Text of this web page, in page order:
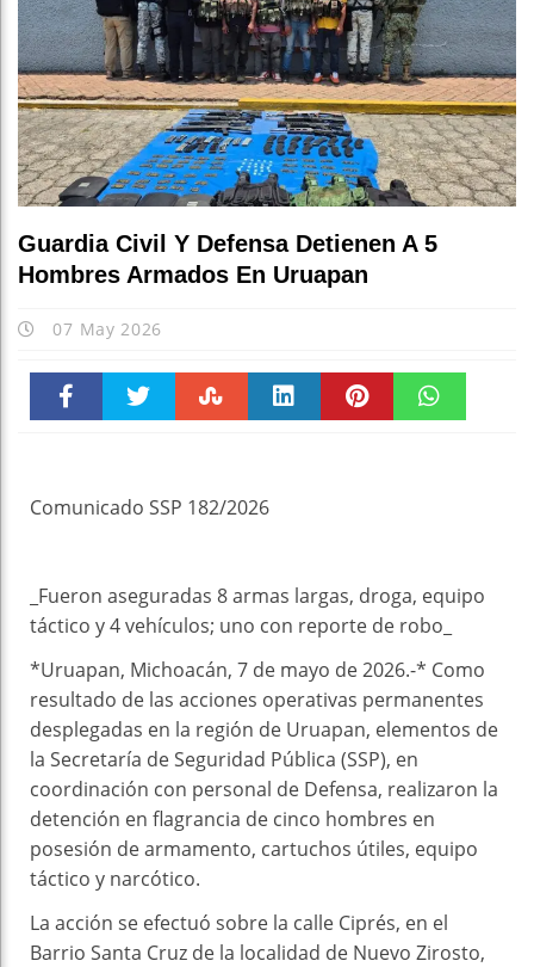
Guardia Civil Y Defensa Detienen A 5
Hombres Armados En Uruapan
07 May 2026
Comunicado SSP 182/2026
_Fueron aseguradas 8 armas largas, droga, equipo
táctico y 4 vehículos; uno con reporte de robo_
*Uruapan, Michoacán, 7 de mayo de 2026.-* Como
resultado de las acciones operativas permanentes
desplegadas en la región de Uruapan, elementos de
la Secretaría de Seguridad Pública (SSP), en
coordinación con personal de Defensa, realizaron la
detención en flagrancia de cinco hombres en
posesión de armamento, cartuchos útiles, equipo
táctico y narcótico.
La acción se efectuó sobre la calle Ciprés, en el
Barrio Santa Cruz de la localidad de Nuevo Zirosto,